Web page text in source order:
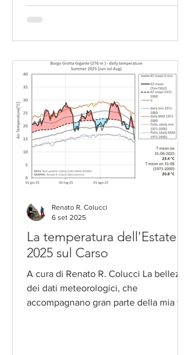
stessa data rispetto ai valori normali
storici
La temperatura dell'Estate
2025 sul Carso
A cura di Renato R. Colucci La bellezza
dei dati meteorologici, che
accompagnano gran parte della mia vita
Renato R. Colucci
6 set 2025